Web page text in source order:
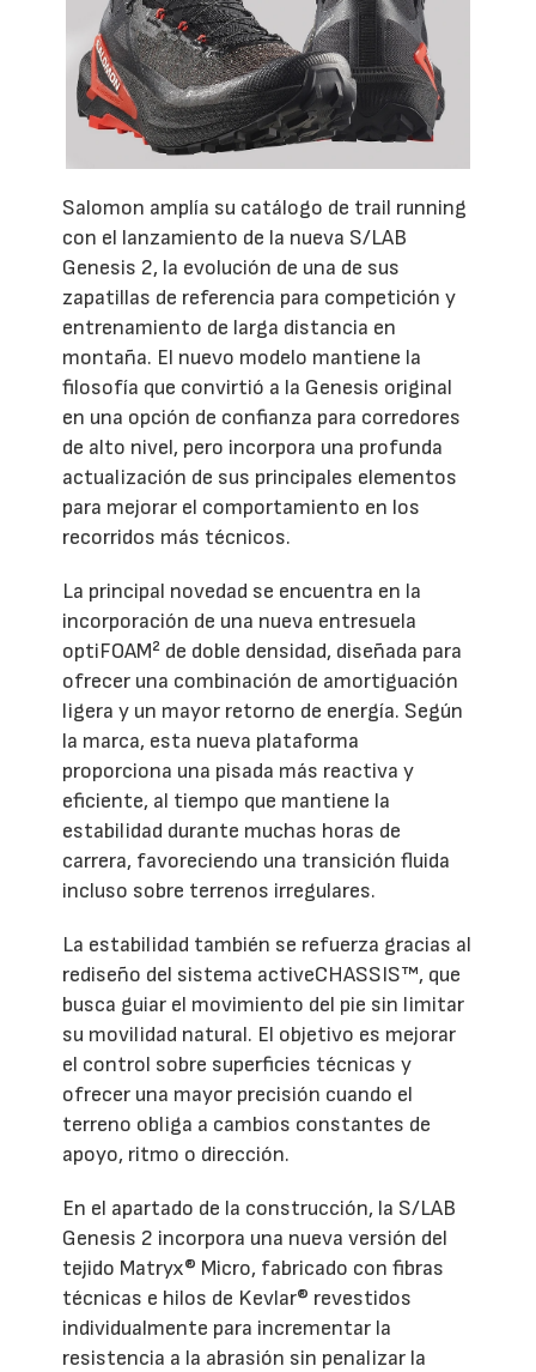
Salomon amplía su catálogo de trail running
con el lanzamiento de la nueva S/LAB
Genesis 2, la evolución de una de sus
zapatillas de referencia para competición y
entrenamiento de larga distancia en
montaña. El nuevo modelo mantiene la
filosofía que convirtió a la Genesis original
en una opción de confianza para corredores
de alto nivel, pero incorpora una profunda
actualización de sus principales elementos
para mejorar el comportamiento en los
recorridos más técnicos.
La principal novedad se encuentra en la
incorporación de una nueva entresuela
optiFOAM² de doble densidad, diseñada para
ofrecer una combinación de amortiguación
ligera y un mayor retorno de energía. Según
la marca, esta nueva plataforma
proporciona una pisada más reactiva y
eficiente, al tiempo que mantiene la
estabilidad durante muchas horas de
carrera, favoreciendo una transición fluida
incluso sobre terrenos irregulares.
La estabilidad también se refuerza gracias al
rediseño del sistema activeCHASSIS™, que
busca guiar el movimiento del pie sin limitar
su movilidad natural. El objetivo es mejorar
el control sobre superficies técnicas y
ofrecer una mayor precisión cuando el
terreno obliga a cambios constantes de
apoyo, ritmo o dirección.
En el apartado de la construcción, la S/LAB
Genesis 2 incorpora una nueva versión del
tejido Matryx® Micro, fabricado con fibras
técnicas e hilos de Kevlar® revestidos
individualmente para incrementar la
resistencia a la abrasión sin penalizar la